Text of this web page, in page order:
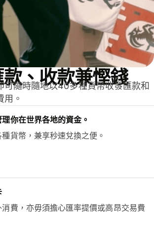
、收款兼慳錢
可隨時隨地以40多種貨幣收發匯款和
用。
你在世界各地的資金。
貨幣，兼享秒速兌換之便。
消費，亦毋須擔心匯率提價或高昂交易費